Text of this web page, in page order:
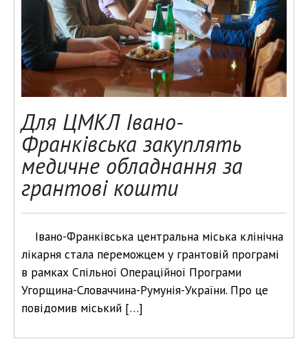
Для ЦМКЛ Івано-
Франківська закуплять
медичне обладнання за
грантові кошти
Івано-Франківська центральна міська клінічна
лікарня стала переможцем у грантовій програмі
в рамках Спільної Операційної Програми
Угорщина-Словаччина-Румунія-України. Про це
повідомив міський […]